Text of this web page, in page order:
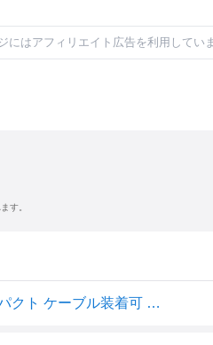
にはアフィリエイト広告を利用してい
す。
エレコム Apple Watch 充電スタンド シリコン製 横置きタイプ 小型 コンパクト ケーブル装着可 [Series Ultra 3/2/Ultra 11 10 9 8 7 6 5 4 3 2 1, SE 3/2/SE / 49mm 45mm 44mm 42mm 41mm 40mm 38mm]対応 ブラック AW-DSCHSBK